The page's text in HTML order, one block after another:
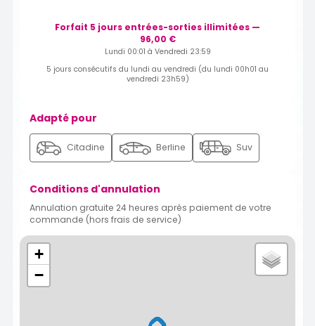
Forfait 5 jours entrées-sorties illimitées —
96,00 €
Lundi 00:01 à Vendredi 23:59
5 jours consécutifs du lundi au vendredi (du lundi 00h01 au
vendredi 23h59)
Adapté pour
Citadine Berline Suv
Conditions d'annulation
Annulation gratuite 24 heures après paiement de votre
commande (hors frais de service)
+
−